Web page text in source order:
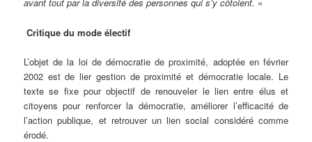
avant tout par la diversité des personnes qui s’y côtoient. «
Critique du mode électif
L’objet de la loi de démocratie de proximité, adoptée en février
2002 est de lier gestion de proximité et démocratie locale. Le
texte se fixe pour objectif de renouveler le lien entre élus et
citoyens pour renforcer la démocratie, améliorer l’efficacité de
l’action publique, et retrouver un lien social considéré comme
érodé.